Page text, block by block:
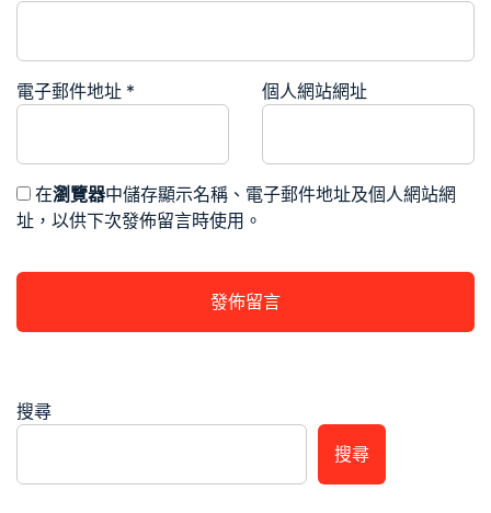
電子郵件地址 * 個人網站網址
在瀏覽器中儲存顯示名稱、電子郵件地址及個人網站網
址，以供下次發佈留言時使用。
搜尋
搜尋